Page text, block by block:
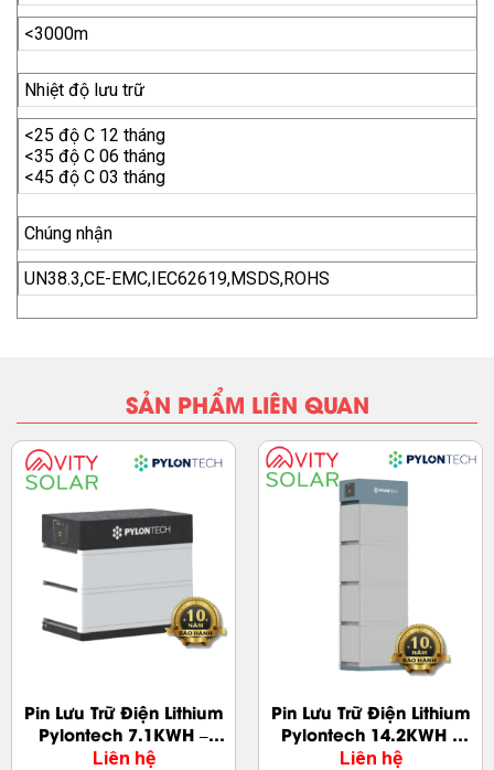
<3000m
Nhiệt độ lưu trữ
<25 độ C 12 tháng
<35 độ C 06 tháng
<45 độ C 03 tháng
Chúng nhận
UN38.3,CE-EMC,IEC62619,MSDS,ROHS
SẢN PHẨM LIÊN QUAN
Pin Lưu Trữ Điện Lithium
Pylontech 14.2KWH –
Force-H2-FH9637M
Liên hệ
Pin Lithium BETTENERGY
đứng sàn 10K
Liên hệ